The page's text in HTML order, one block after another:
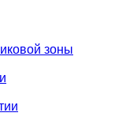
зоны